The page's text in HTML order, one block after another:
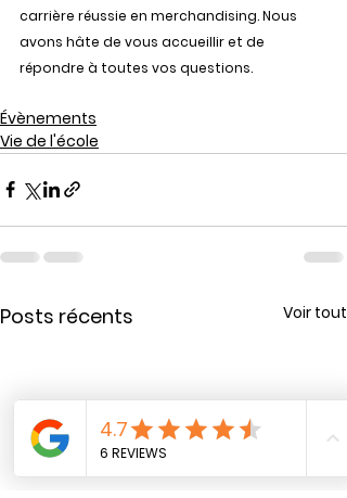
carrière réussie en merchandising. Nous
avons hâte de vous accueillir et de
répondre à toutes vos questions.
Évènements
Vie de l'école
Posts récents Voir tout